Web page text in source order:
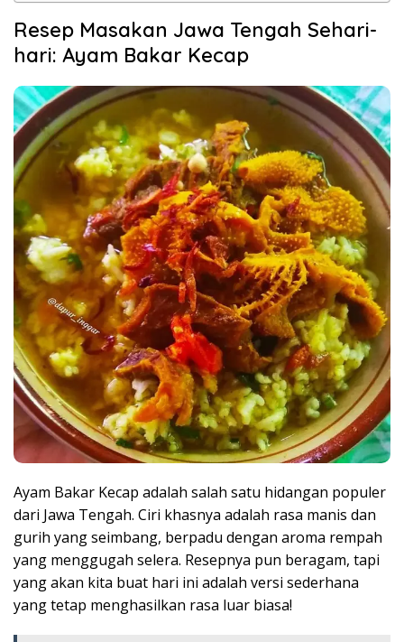
Resep Masakan Jawa Tengah Sehari-
hari: Ayam Bakar Kecap
Ayam Bakar Kecap adalah salah satu hidangan populer
dari Jawa Tengah. Ciri khasnya adalah rasa manis dan
gurih yang seimbang, berpadu dengan aroma rempah
yang menggugah selera. Resepnya pun beragam, tapi
yang akan kita buat hari ini adalah versi sederhana
yang tetap menghasilkan rasa luar biasa!